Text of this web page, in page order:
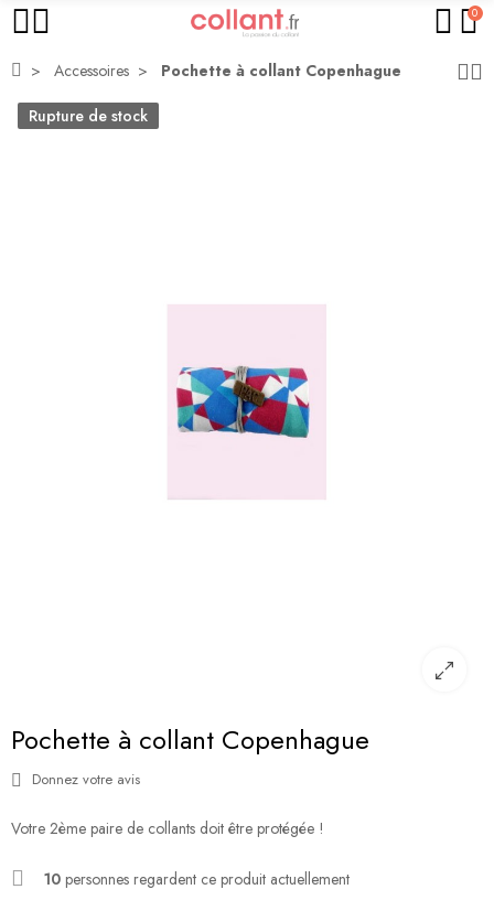
0
Accessoires Pochette à collant Copenhague
Rupture de stock
Pochette à collant Copenhague
Donnez votre avis
Votre 2ème paire de collants doit être protégée !
10 personnes regardent ce produit actuellement